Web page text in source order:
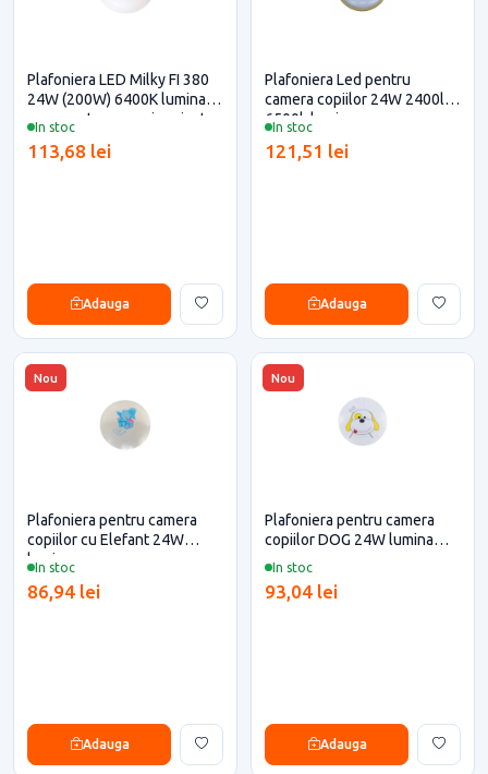
In stoc
Plafoniera LED Milky FI 380
24W (200W) 6400K lumina
rece pentru casa si proiecte
113,68 lei
Adauga
In stoc
Plafoniera Led pentru
camera copiilor 24W 2400lm
6500k lumina rece
121,51 lei
Adauga
Nou
In stoc
Plafoniera pentru camera
copiilor cu Elefant 24W
lumina rece
86,94 lei
Adauga
Nou
In stoc
Plafoniera pentru camera
copiilor DOG 24W lumina
rece
93,04 lei
Adauga